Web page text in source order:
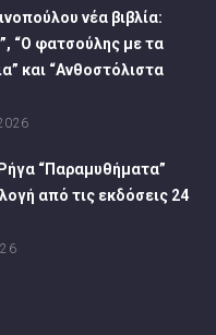
νέα βιβλία:
“Ο φατσούλης με τα
και “Ανθοστόλιστα
“Παραμυθήματα”
από τις εκδόσεις 24